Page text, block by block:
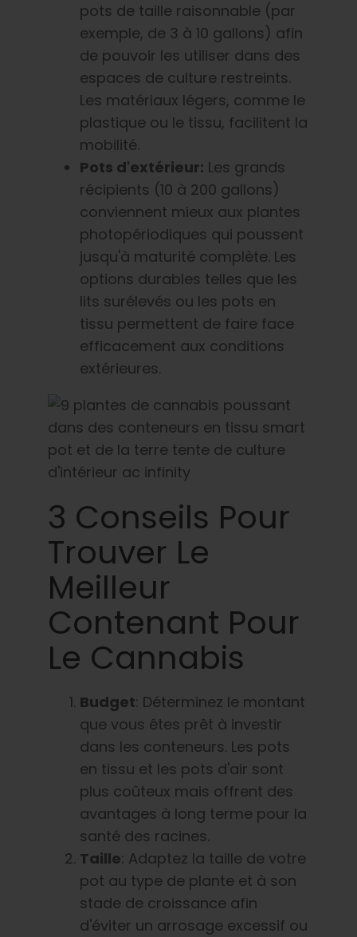
pots de taille raisonnable (par
exemple, de 3 à 10 gallons) afin
de pouvoir les utiliser dans des
espaces de culture restreints.
Les matériaux légers, comme le
plastique ou le tissu, facilitent la
mobilité.
Pots d'extérieur: Les grands
récipients (10 à 200 gallons)
conviennent mieux aux plantes
photopériodiques qui poussent
jusqu'à maturité complète. Les
options durables telles que les
lits surélevés ou les pots en
tissu permettent de faire face
efficacement aux conditions
extérieures.
3 Conseils Pour
Trouver Le
Meilleur
Contenant Pour
Le Cannabis
Budget: Déterminez le montant
que vous êtes prêt à investir
dans les conteneurs. Les pots
en tissu et les pots d'air sont
plus coûteux mais offrent des
avantages à long terme pour la
santé des racines.
Taille: Adaptez la taille de votre
pot au type de plante et à son
stade de croissance afin
d'éviter un arrosage excessif ou